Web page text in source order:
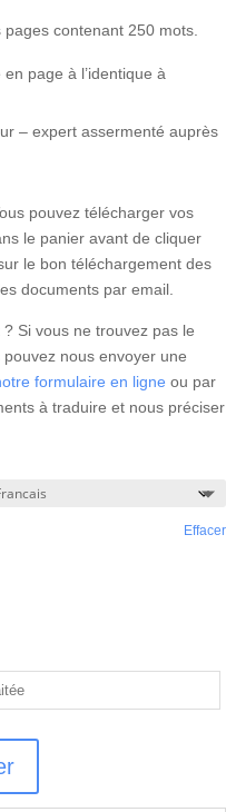
contenant 250 mots.
page à l’identique à
– expert assermenté auprès
pouvez télécharger vos
le panier avant de cliquer
le bon téléchargement des
documents par email.
Si vous ne trouvez pas le
nous envoyer une
formulaire en ligne ou par
à traduire et nous préciser
Effacer